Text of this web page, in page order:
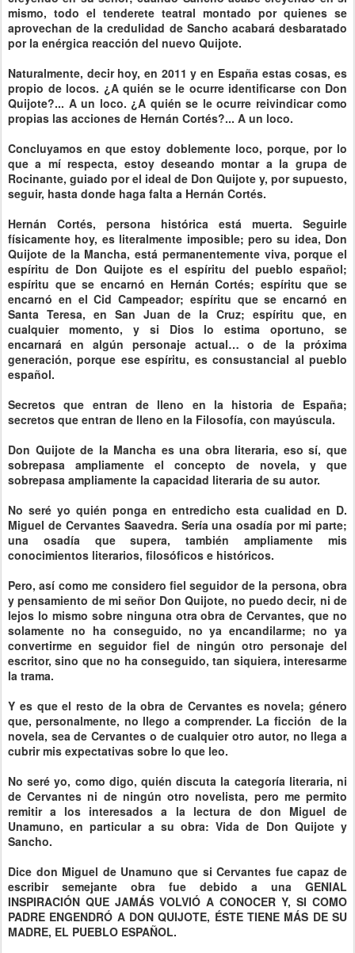
mismo, todo el tenderete teatral montado por quienes se
aprovechan de la credulidad de Sancho acabará desbaratado
por la enérgica reacción del nuevo Quijote.
Naturalmente, decir hoy, en 2011 y en España estas cosas, es
propio de locos. ¿A quién se le ocurre identificarse con Don
Quijote?... A un loco. ¿A quién se le ocurre reivindicar como
propias las acciones de Hernán Cortés?... A un loco.
Concluyamos en que estoy doblemente loco, porque, por lo
que a mí respecta, estoy deseando montar a la grupa de
Rocinante, guiado por el ideal de Don Quijote y, por supuesto,
seguir, hasta donde haga falta a Hernán Cortés.
Hernán Cortés, persona histórica está muerta. Seguirle
físicamente hoy, es literalmente imposible; pero su idea, Don
Quijote de la Mancha, está permanentemente viva, porque el
espíritu de Don Quijote es el espíritu del pueblo español;
espíritu que se encarnó en Hernán Cortés; espíritu que se
encarnó en el Cid Campeador; espíritu que se encarnó en
Santa Teresa, en San Juan de la Cruz; espíritu que, en
cualquier momento, y si Dios lo estima oportuno, se
encarnará en algún personaje actual… o de la próxima
generación, porque ese espíritu, es consustancial al pueblo
español.
Secretos que entran de lleno en la historia de España;
secretos que entran de lleno en la Filosofía, con mayúscula.
Don Quijote de la Mancha es una obra literaria, eso sí, que
sobrepasa ampliamente el concepto de novela, y que
sobrepasa ampliamente la capacidad literaria de su autor.
No seré yo quién ponga en entredicho esta cualidad en D.
Miguel de Cervantes Saavedra. Sería una osadía por mi parte;
una osadía que supera, también ampliamente mis
conocimientos literarios, filosóficos e históricos.
Pero, así como me considero fiel seguidor de la persona, obra
y pensamiento de mi señor Don Quijote, no puedo decir, ni de
lejos lo mismo sobre ninguna otra obra de Cervantes, que no
solamente no ha conseguido, no ya encandilarme; no ya
convertirme en seguidor fiel de ningún otro personaje del
escritor, sino que no ha conseguido, tan siquiera, interesarme
la trama.
Y es que el resto de la obra de Cervantes es novela; género
que, personalmente, no llego a comprender. La ficción de la
novela, sea de Cervantes o de cualquier otro autor, no llega a
cubrir mis expectativas sobre lo que leo.
No seré yo, como digo, quién discuta la categoría literaria, ni
de Cervantes ni de ningún otro novelista, pero me permito
remitir a los interesados a la lectura de don Miguel de
Unamuno, en particular a su obra: Vida de Don Quijote y
Sancho.
Dice don Miguel de Unamuno que si Cervantes fue capaz de
escribir semejante obra fue debido a una GENIAL
INSPIRACIÓN QUE JAMÁS VOLVIÓ A CONOCER Y, SI COMO
PADRE ENGENDRÓ A DON QUIJOTE, ÉSTE TIENE MÁS DE SU
MADRE, EL PUEBLO ESPAÑOL.